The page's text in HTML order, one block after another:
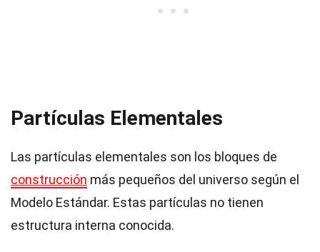
Partículas Elementales
Las partículas elementales son los bloques de
construcción más pequeños del universo según el
Modelo Estándar. Estas partículas no tienen
estructura interna conocida.